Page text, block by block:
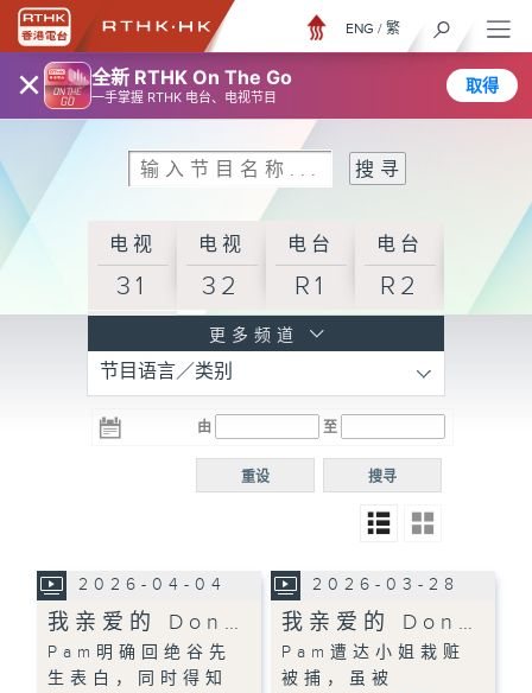
× 全新 RTHK On The Go
一手掌握 RTHK 电台、电视节目
取得
ENG / 繁
电视
31
电视
32
电台
R1
电台
R2
R3
电台 电台
R5
电台
普通
更多频道
节目语言／类别
由 至
搜寻
重设
2026-04-04
我亲爱的 Don…
Pam明确回绝谷先
生表白，同时得知
2026-03-28
我亲爱的 Don…
Pam遭达小姐栽赃
被捕，虽被